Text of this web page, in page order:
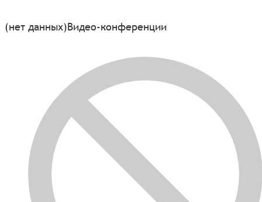
(нет данных)Видео-конференции